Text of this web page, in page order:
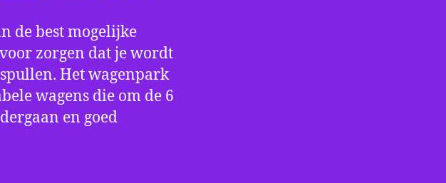
de best mogelijke
zorgen dat je wordt
Het wagenpark
wagens die om de 6
en goed